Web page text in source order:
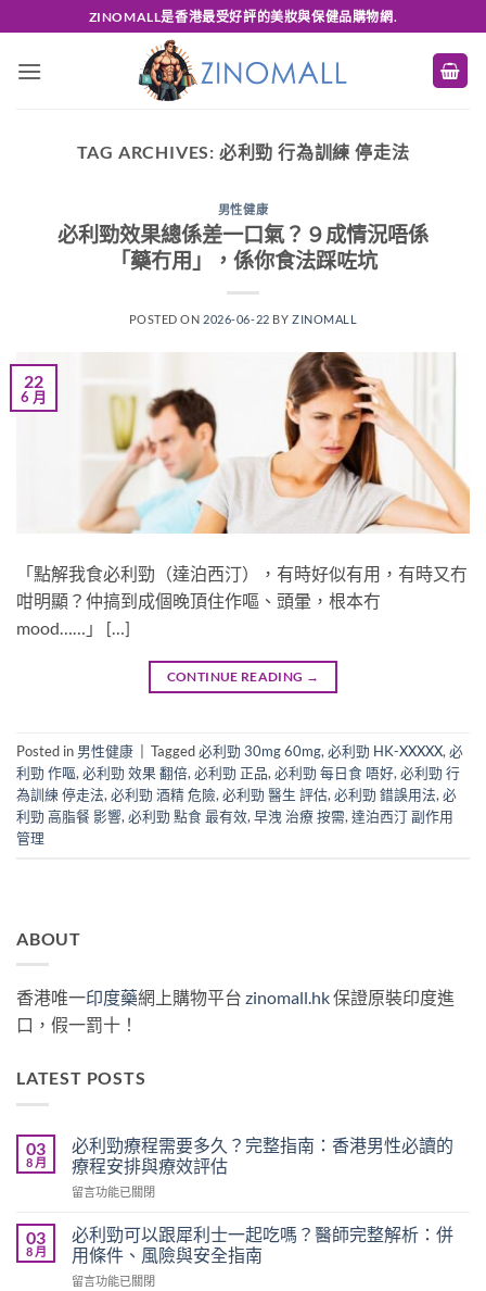
to
content
ZINOMALL是香港最受好評的美妝與保健品購物網.
TAG ARCHIVES: 必利勁 行為訓練 停走法
男性健康
必利勁效果總係差一口氣？９成情況唔係
「藥冇用」，係你食法踩咗坑
POSTED ON 2026-06-22 BY ZINOMALL
22
6 月
「點解我食必利勁（達泊西汀），有時好似有用，有時又冇
咁明顯？仲搞到成個晚頂住作嘔、頭暈，根本冇
mood……」 […]
CONTINUE READING →
Posted in 男性健康 Tagged必利勁 30mg 60mg, 必利勁 HK-XXXXX, 必
利勁 作嘔, 必利勁 效果 翻倍, 必利勁 正品, 必利勁 每日食 唔好, 必利勁 行
為訓練 停走法, 必利勁 酒精 危險, 必利勁 醫生 評估, 必利勁 錯誤用法, 必
利勁 高脂餐 影響, 必利勁 點食 最有效, 早洩 治療 按需, 達泊西汀 副作用
管理
ABOUT
香港唯一印度藥網上購物平台 zinomall.hk保證原裝印度進
口，假一罰十！
LATEST POSTS
03
8 月
必利勁療程需要多久？完整指南：香港男性必讀的
療程安排與療效評估
在
利
勁
療
程
留言功能已關閉
03
8 月
必利勁可以跟犀利士一起吃嗎？醫師完整解析：併
用條件、風險與安全指南
在
留言功能已關閉